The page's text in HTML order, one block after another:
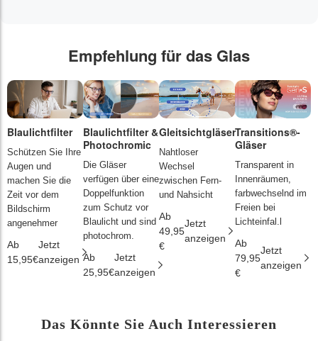
Empfehlung für das Glas
Blaulichtfilter
Schützen Sie Ihre
Augen und
machen Sie die
Zeit vor dem
Bildschirm
angenehmer
Ab
15,95€
Jetzt
anzeigen
Blaulichtfilter &
Photochromic
Die Gläser
verfügen über eine
Doppelfunktion
zum Schutz vor
Blaulicht und sind
photochrom.
Ab
25,95€
Jetzt
anzeigen
Gleitsichtgläser
Nahtloser
Wechsel
zwischen Fern-
und Nahsicht
Ab
49,95
€
Jetzt
anzeigen
Transitions®-
Gläser
Transparent in
Innenräumen,
farbwechselnd im
Freien bei
Lichteinfal.l
Ab
79,95
€
Jetzt
anzeigen
Das Könnte Sie Auch Interessieren